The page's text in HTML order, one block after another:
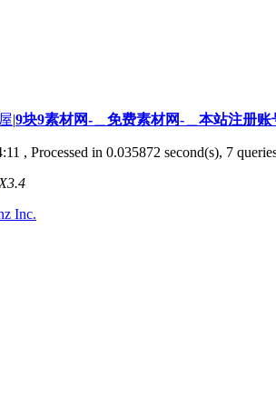
|9块9素材网-＿免费素材网-＿本站注册账
, Processed in 0.035872 second(s), 7
X3.4
Inc.